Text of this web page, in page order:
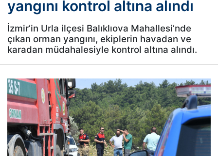
yangını kontrol altına alındı
İzmir’in Urla ilçesi Balıklıova Mahallesi’nde
çıkan orman yangını, ekiplerin havadan ve
karadan müdahalesiyle kontrol altına alındı.